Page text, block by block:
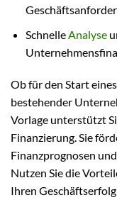
Schnelle Analyse
Ob für den Start
bestehender
Vorlage unterstützt
Finanzierung. Sie
Finanzprognosen
Nutzen Sie die
Ihren